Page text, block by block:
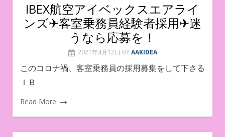
IBEX航空アイベックスエアライ
ンズ✈︎客室乗務員経験者採用✈︎迷
うなら応募を！
2021年4月12日 BY AAKIDEA
このコロナ禍、客室乗務員の採用募集をして下さる
ＩＢ
Read More